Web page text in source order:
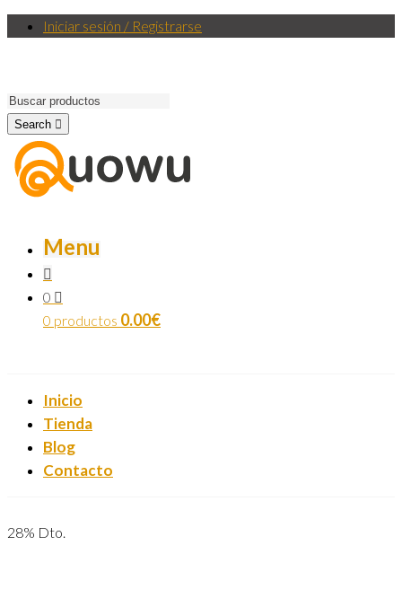
Iniciar sesión / Registrarse
Search
Menu
0
0 productos 0.00€
Inicio
Tienda
Blog
Contacto
28% Dto.